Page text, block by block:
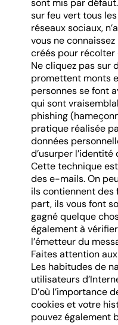
sont mis par
sur feu vert tous
réseaux sociaux,
vous ne
créés pour
Ne cliquez pas sur
promettent monts
personnes se font
qui sont
phishing
pratique réalisée
données
d’usurper l’identité
Cette technique
des e-mails. On
ils contiennent des
part, ils vous font
gagné quelque
également à
l’émetteur du
Faites attention
Les habitudes de
utilisateurs
D’où l’importance
cookies et votre
pouvez également